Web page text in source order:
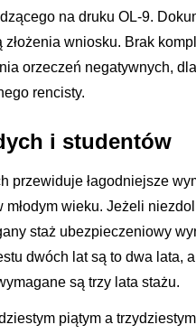
na druku OL-9.
wniosku. Brak
orzeczeń negatywnych,
rencisty.
i studentów
przewiduje łagodniejsze
młodym wieku. Jeżeli
staż ubezpieczeniowy
dwóch lat są to dwa lata,
są trzy lata stażu.
piątym a